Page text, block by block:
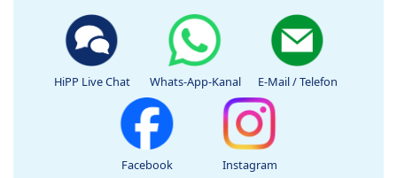
HiPP Live Chat Whats-App-Kanal E-Mail / Telefon
Facebook Instagram